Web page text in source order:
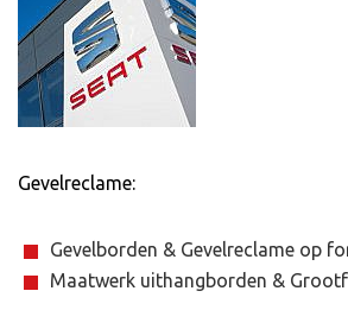
Gevelreclame:
Gevelborden & Gevelreclame op
Maatwerk uithangborden &